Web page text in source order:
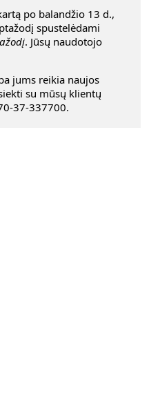
po balandžio 13 d.,
spustelėdami
. Jūsų naudotojo
jums reikia naujos
su mūsų klientų
37-337700.